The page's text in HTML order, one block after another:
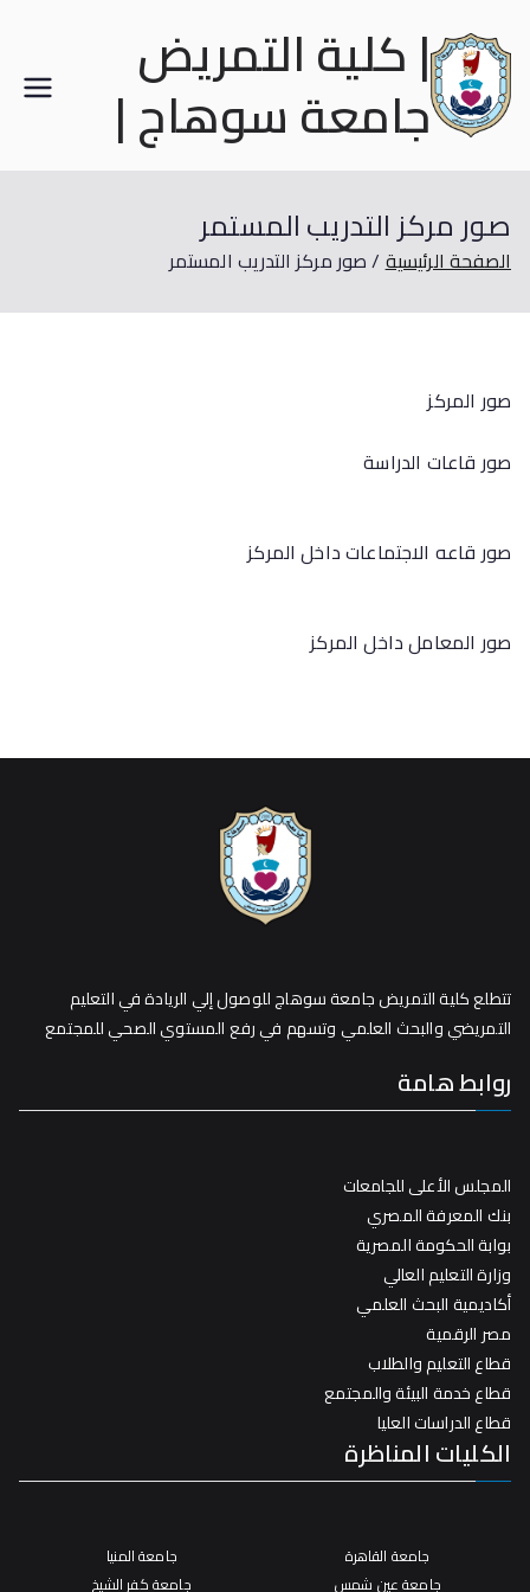
| كلية التمريض
جامعة سوهاج |
صور مركز التدريب المستمر
الصفحة الرئيسية صور مركز التدريب المستمر
صور المركز
صور قاعات الدراسة
صور قاعه الاجتماعات داخل المركز
صور المعامل داخل المركز
تتطلع كلية التمريض جامعة سوهاج للوصول إلي الريادة في التعليم
التمريضي والبحث العلمي وتسهم في رفع المستوي الصحي للمجتمع
روابط هامة
المجلس الأعلى للجامعات
بنك المعرفة المصري
بوابة الحكومة المصرية
وزارة التعليم العالي
أكاديمية البحث العلمي
مصر الرقمية
قطاع التعليم والطلاب
قطاع خدمة البيئة والمجتمع
قطاع الدراسات العليا
الكليات المناظرة
جامعة القاهرة
جامعة عين شمس
جامعة المنيا
جامعة كفر الشيخ